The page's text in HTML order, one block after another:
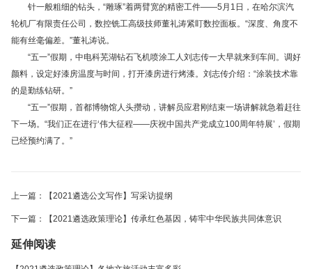
针一般粗细的钻头，“雕琢”着两臂宽的精密工件——5月1日，在哈尔滨汽
轮机厂有限责任公司，数控铣工高级技师董礼涛紧盯数控面板。“深度、角度不
能有丝毫偏差。”董礼涛说。
“五一”假期，中电科芜湖钻石飞机喷涂工人刘志传一大早就来到车间。调好
颜料，设定好漆房温度与时间，打开漆房进行烤漆。刘志传介绍：“涂装技术靠
的是勤练钻研。”
“五一”假期，首都博物馆人头攒动，讲解员应君刚结束一场讲解就急着赶往
下一场。“我们正在进行‘伟大征程——庆祝中国共产党成立100周年特展’，假期
已经预约满了。”
上一篇：【2021遴选公文写作】写采访提纲
下一篇：【2021遴选政策理论】传承红色基因，铸牢中华民族共同体意识
延伸阅读